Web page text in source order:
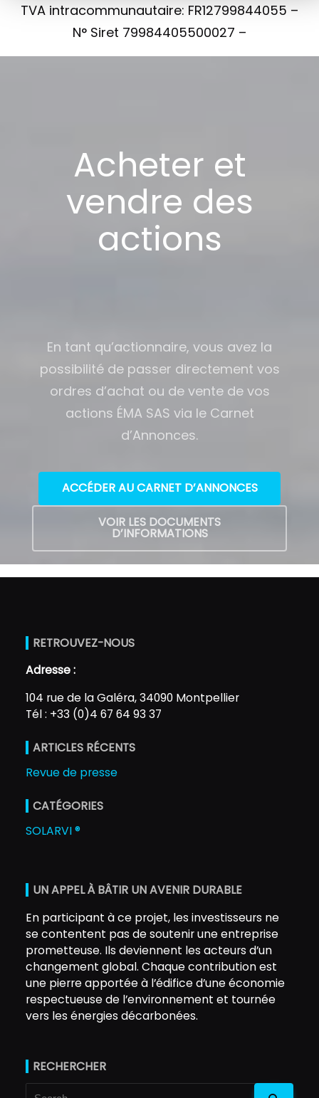
TVA intracommunautaire: FR12799844055 –
N° Siret 79984405500027 –
Acheter et
vendre des
actions
En tant qu’actionnaire, vous avez la
possibilité de passer directement vos
ordres d’achat ou de vente de vos
actions ÉMA SAS via le Carnet
d’Annonces.
ACCÉDER AU CARNET D’ANNONCES
VOIR LES DOCUMENTS
D’INFORMATIONS
RETROUVEZ-NOUS
Adresse :
104 rue de la Galéra, 34090 Montpellier
Tél : +33 (0)4 67 64 93 37
ARTICLES RÉCENTS
Revue de presse
CATÉGORIES
SOLARVI ®
UN APPEL À BÂTIR UN AVENIR DURABLE
En participant à ce projet, les investisseurs ne
se contentent pas de soutenir une entreprise
prometteuse. Ils deviennent les acteurs d’un
changement global. Chaque contribution est
une pierre apportée à l’édifice d’une économie
respectueuse de l’environnement et tournée
vers les énergies décarbonées.
RECHERCHER
Search